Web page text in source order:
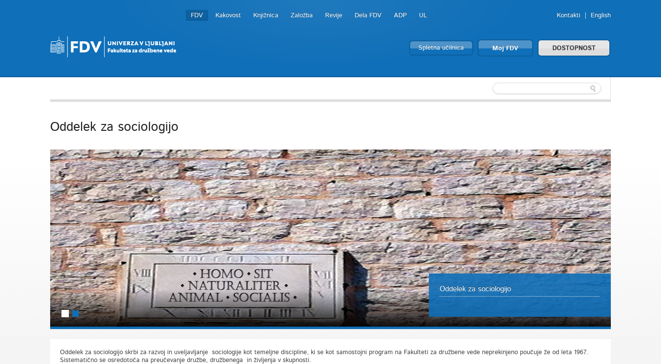
FDV Kakovost Knjižnica Založba Revije Dela FDV ADP UL Kontakti English
Spletna učilnica Moj FDV DOSTOPNOST
Oddelek za sociologijo
Oddelek za sociologijo
Oddelek za sociologijo skrbi za razvoj in uveljavljanje sociologije kot temeljne discipline, ki se kot samostojni program na Fakulteti za družbene vede neprekinjeno poučuje že od leta 1967.
Sistematično se osredotoča na preučevanje družbe, družbenega in življenja v skupnosti.